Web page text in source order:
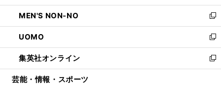
開
く
ウ
で
開
く
ン
ド
ウ
で
開
く
ウ
ィ
ン
ド
ウ
で
開
し
い
ウ
ィ
ン
ド
ウ
MEN'S NON-NO
新
し
い
ウ
ィ
ン
UOMO
新
し
い
ウ
集英社オンライン
新
し
芸能・情報・スポーツ